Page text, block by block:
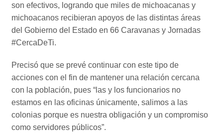
son efectivos, logrando que miles de michoacanas y
michoacanos recibieran apoyos de las distintas áreas
del Gobierno del Estado en 66 Caravanas y Jornadas
#CercaDeTi.
Precisó que se prevé continuar con este tipo de
acciones con el fin de mantener una relación cercana
con la población, pues “las y los funcionarios no
estamos en las oficinas únicamente, salimos a las
colonias porque es nuestra obligación y un compromiso
como servidores públicos”.